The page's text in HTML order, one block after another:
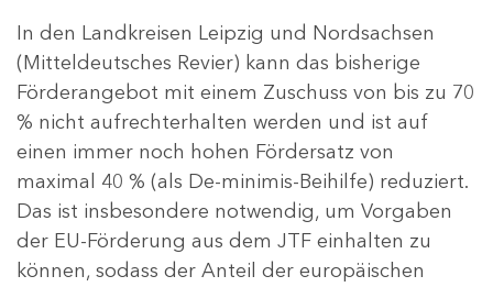
In den Landkreisen Leipzig und Nordsachsen
(Mitteldeutsches Revier) kann das bisherige
Förderangebot mit einem Zuschuss von bis zu 70
% nicht aufrechterhalten werden und ist auf
einen immer noch hohen Fördersatz von
maximal 40 % (als De-minimis-Beihilfe) reduziert.
Das ist insbesondere notwendig, um Vorgaben
der EU-Förderung aus dem JTF einhalten zu
können, sodass der Anteil der europäischen